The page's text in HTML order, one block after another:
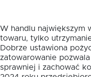
W handlu największym
towaru, tylko
Dobrze ustawiona
zatowarowanie
sprawniej i zachować